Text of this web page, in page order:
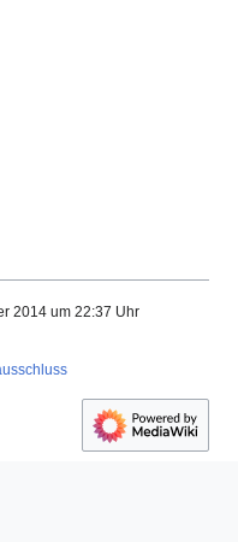
2014 um 22:37 Uhr